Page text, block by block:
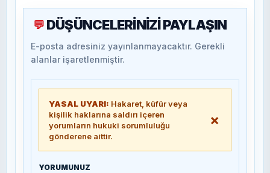
💬 DÜŞÜNCELERİNİZİ PAYLAŞIN
E-posta adresiniz yayınlanmayacaktır. Gerekli
alanlar işaretlenmiştir.
YASAL UYARI: Hakaret, küfür veya
kişilik haklarına saldırı içeren
yorumların hukuki sorumluluğu
gönderene aittir.
×
YORUMUNUZ